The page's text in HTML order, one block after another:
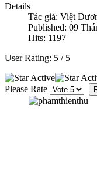
Details
Tác giả: Việt
Published: 09
Hits: 1197
User Rating: 5 / 5
Please Rate